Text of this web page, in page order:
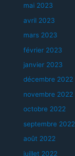
mai 2023
avril 2023
mars 2023
février 2023
janvier 2023
décembre 2022
novembre 2022
octobre 2022
septembre 2022
août 2022
juillet 2022